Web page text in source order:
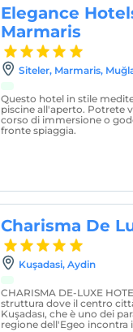
Elegance
Marmaris
Siteler, Marmaris,
Questo hotel in stile
piscine all'aperto. Potrete
corso di immersione o
fronte spiaggia.
Charisma De
Kuşadasi, Aydin
CHARISMA DE-LUXE
struttura dove il centro
Kuşadası, che è uno dei
regione dell'Egeo incontra